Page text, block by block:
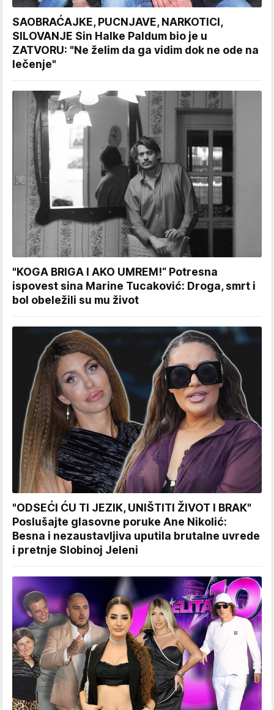
SAOBRAĆAJKE, PUCNJAVE, NARKOTICI,
SILOVANJE Sin Halke Paldum bio je u
ZATVORU: "Ne želim da ga vidim dok ne ode na
lečenje"
"KOGA BRIGA I AKO UMREM!“ Potresna
ispovest sina Marine Tucaković: Droga, smrt i
bol obeležili su mu život
"ODSEĆI ĆU TI JEZIK, UNIŠTITI ŽIVOT I BRAK"
Poslušajte glasovne poruke Ane Nikolić:
Besna i nezaustavljiva uputila brutalne uvrede
i pretnje Slobinoj Jeleni